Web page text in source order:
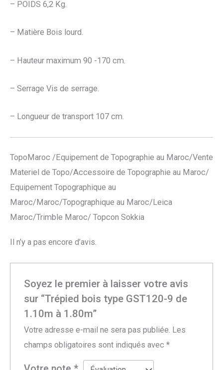
– POIDS 6,2 Kg.
– Matière Bois lourd.
– Hauteur maximum 90 -170 cm.
– Serrage Vis de serrage.
– Longueur de transport 107 cm.
TopoMaroc /Equipement de Topographie au Maroc/Vente
Materiel de Topo/Accessoire de Topographie au Maroc/
Equipement Topographique au
Maroc/Maroc/Topographique au Maroc/Leica
Maroc/Trimble Maroc/ Topcon Sokkia
Il n’y a pas encore d’avis.
Soyez le premier à laisser votre avis
sur “Trépied bois type GST120-9 de
1.10m à 1.80m”
Votre adresse e-mail ne sera pas publiée. Les
champs obligatoires sont indiqués avec*